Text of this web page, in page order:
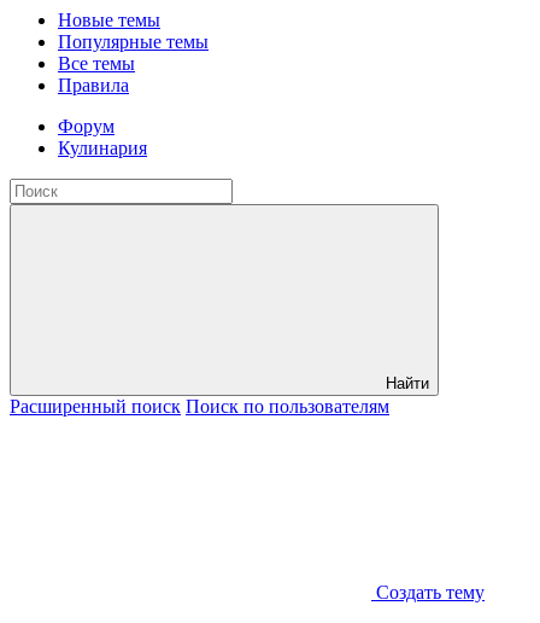
Новые темы
Популярные темы
Все темы
Правила
Форум
Кулинария
Найти
Расширенный поиск Поиск по пользователям
Создать тему